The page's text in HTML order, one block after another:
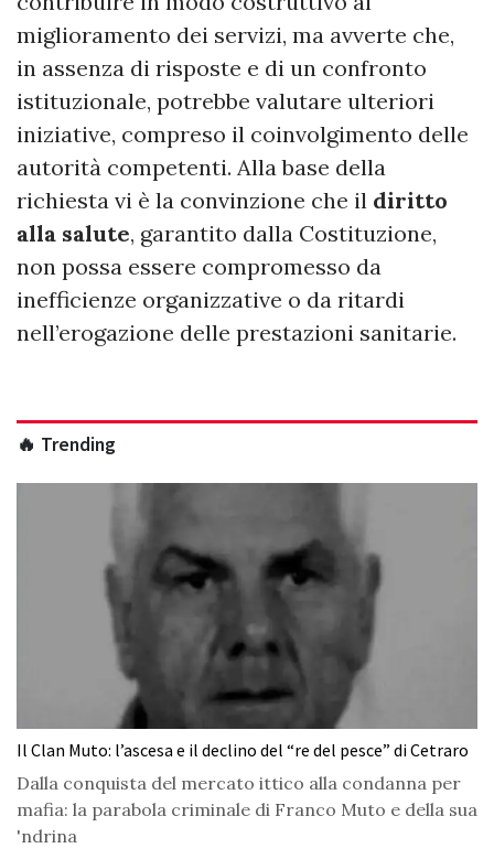
miglioramento dei servizi, ma avverte che,
in assenza di risposte e di un confronto
istituzionale, potrebbe valutare ulteriori
iniziative, compreso il coinvolgimento delle
autorità competenti. Alla base della
richiesta vi è la convinzione che il diritto
alla salute, garantito dalla Costituzione,
non possa essere compromesso da
inefficienze organizzative o da ritardi
nell’erogazione delle prestazioni sanitarie.
🔥 Trending
Il Clan Muto: l’ascesa e il declino del “re del pesce” di Cetraro
Dalla conquista del mercato ittico alla condanna per
mafia: la parabola criminale di Franco Muto e della sua
'ndrina